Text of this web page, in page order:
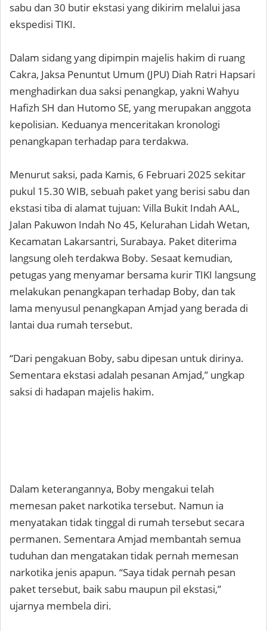
sabu dan 30 butir ekstasi yang dikirim melalui jasa
ekspedisi TIKI.
Dalam sidang yang dipimpin majelis hakim di ruang
Cakra, Jaksa Penuntut Umum (JPU) Diah Ratri Hapsari
menghadirkan dua saksi penangkap, yakni Wahyu
Hafizh SH dan Hutomo SE, yang merupakan anggota
kepolisian. Keduanya menceritakan kronologi
penangkapan terhadap para terdakwa.
Menurut saksi, pada Kamis, 6 Februari 2025 sekitar
pukul 15.30 WIB, sebuah paket yang berisi sabu dan
ekstasi tiba di alamat tujuan: Villa Bukit Indah AAL,
Jalan Pakuwon Indah No 45, Kelurahan Lidah Wetan,
Kecamatan Lakarsantri, Surabaya. Paket diterima
langsung oleh terdakwa Boby. Sesaat kemudian,
petugas yang menyamar bersama kurir TIKI langsung
melakukan penangkapan terhadap Boby, dan tak
lama menyusul penangkapan Amjad yang berada di
lantai dua rumah tersebut.
“Dari pengakuan Boby, sabu dipesan untuk dirinya.
Sementara ekstasi adalah pesanan Amjad,” ungkap
saksi di hadapan majelis hakim.
Dalam keterangannya, Boby mengakui telah
memesan paket narkotika tersebut. Namun ia
menyatakan tidak tinggal di rumah tersebut secara
permanen. Sementara Amjad membantah semua
tuduhan dan mengatakan tidak pernah memesan
narkotika jenis apapun. “Saya tidak pernah pesan
paket tersebut, baik sabu maupun pil ekstasi,”
ujarnya membela diri.